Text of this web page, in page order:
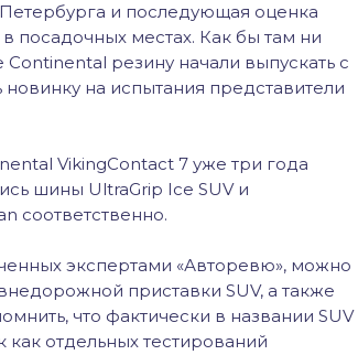
и последующая оценка
посадочных местах. Как бы там ни
резину начали выпускать с
на испытания представители
VikingContact 7 уже три года
шины UltraGrip Ice SUV и
соответственно.
экспертами «Авторевю», можно
приставки SUV, а также
что фактически в названии SUV
как отдельных тестирований